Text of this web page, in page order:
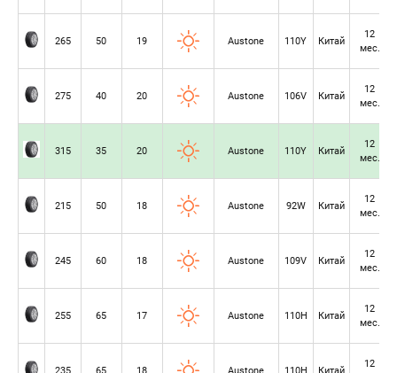
265 50 19 Austone 110Y Китай
12
мес.
275 40 20 Austone 106V Китай
12
мес.
315 35 20 Austone 110Y Китай
12
мес.
215 50 18 Austone 92W Китай
12
мес.
245 60 18 Austone 109V Китай
12
мес.
255 65 17 Austone 110H Китай
12
мес.
235 65 18 Austone 110H Китай
12